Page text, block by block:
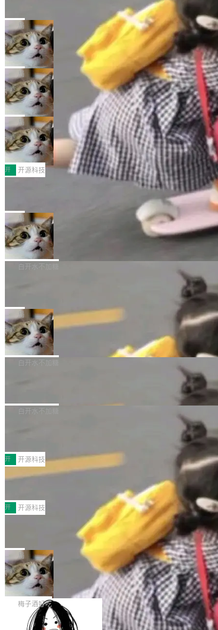
式”为主题，直面AI从实验室走向规模化产业落地
的核心质量命题。会上，《2026智能研发生产力
工具选型手册》发布，Testin云测的Testin XAge
nt智能测试系统入选AI测试领域代表产品。对CI
O而言，这提示了一个转变：AI测试正在从效率
工具升级为企业的质量基础设施。 CIO面对的新
现实 过去两年，CIO们的焦虑清单上多了两项：
一是如何让大模型和智能体应用安全地从PoC走
向生产，二是如何让测试团队跟得上AI应用...
有一种东西，一旦用过就回不去了。Alex Fedos
eev 管它叫"软件设计的基石"。 他说的东西不新
鲜——代数数据类型（ADT），尤其是和类型
（sum type）。但他说清楚了一件事：这不是类
型系统的学术体操，是日常编码的思维方式。 文
章从一个简单的例子切入。一个网站的深色主题
设置，如果用布尔值 + 可空字段来表示——bool
ean 表示是否可切换，nullable 的默认模式、浅
色方案、深色方案——会产生大量无意义的组
合。方案缺了、配置冲突了、全 null 了。要知道
哪些组合有效，作者说，你得靠"文档、校验、或
者部落知识"。 换个写法。Rust 的 enum，两个
变体：Switchable...
局
Cloudflare 开源内部企业 AI 平台 Clou
dflare OS
Cloudflare 发布了一个开源项目 Cloudflare O
S。如果你只看官方博客，你会觉得这是又一
个"AI 知识库 + 聊天机器人"——每个大厂都在
做，没什么新鲜的。 但 Kenton Varda 在 Twitte
r 上把事情说清楚了： 今天我们发布了 Cloudfla
re OS，一个带连接器的聊天机器人，跟其他所
有科技公司做的一样。只不过，实际上它不一
样。这是 Sandstorm.io 的重制版，我十年前的
那个创业公司。不同的是，这次它构建在 Cloudf
lare Workers 上——我花了九年时间搭建的平台
——并且深度集成了 AI。这基本上是我十年秘密
局
Deno 团队开源 Celld，可自托管的分
布式 Durable Objects
Ryan Dahl 领导的 Deno 团队推出了最新开源项
目 Celld，一个能在自己机器上运行 Cloudflare
Workers 和 Durable Objects 的守护进程。 设
计思路很直接：每个对象是一个独立的 SQLite
数据库，按名称寻址，复制到你自己的 S3 兼容
存储库里。节点之间只通过这个存储库协调——
没有控制平面，没有共识协议。每个对象自带一
个小型数据库，应用天然按分片构建，单个数据
库的竞争和爆炸半径问题在设计层面就被消除
了。 闲置的 cell 会休眠到几乎不占资源。当 cel
l 迁移或唤醒时，新宿主从 S3 恢复 SQLite 数据
库继续执行。存储库是持久化的唯一真相...
局
鲁大师7月新机性能/流畅/AI榜：vivo夺
性能、流畅双第一，三星Galaxy Z系列
新折叠缺席
2026年7月的手机市场，由于存储等硬件成本暴
增，手机厂商的日子也不好过啊，新机速度明显
放缓，因此硝烟味淡了许多。新机参数规格除开
Fold8 / Z Flip8）外，其余要么是中低端机器，
例如iQOO Z11i、REDMI Note 17、REDMI No
te 17 Pro、OPPO K15，要么是vivo X300 E这
样的次旗舰。 Galaxy Z Fold8 Ultra / Z Fold8 /
Z Flip8三款折叠屏新机均在7月22日发布，且全
部搭载骁龙8 Elite Gen5 for Galaxy，它们本该
开 开源科技
Zed 编辑器团队发布了新项目——DeltaDB，一
个在 git commit 之间记录每一次编辑操作的版
本控制系统。目前处于 Early Access 阶段。 De
ltaDB 的核心思路直接写在 landing page 最显
眼的位置：「Software is made between com
mits」——软件是在 commit 之间写出来的。git
是把这段空隙补上。 回退到任何一次编辑：Delt
aDB 捕获 commit 之间的每一次操作，...
局
SpaceXAI 单季资本开支达 183 亿美元
根据风险投资人Tomer Tunguz 博客（VC 分
析）披露的最新分析与第二季度业绩报告，Spac
微软同期总资本开支的四成。 与亚马逊、Alpha
bet、微软以及 Meta 等传统科技巨头相比，Spa
ceXAI的资金消耗速度尤为引人瞩目。然而，支
撑庞大支出的资金来源却呈现出截然不同的面
貌。数据显示，微软和 Meta 主要依托充沛的经
白开水不加糖
一个在终端里运行的编程 agent；Muse Spark
1.2，驱动这个 agent 的新模型。一句话概括：
你可以用 curl -fsSL https://dev.meta.ai/install.
sh | bash 安装一个能在大项目里自动规划、写
代码、验证结果的 AI 终端工具。 据介绍，Muse
个主 agent 循环，外加一组后台 agent。这些后
局
美团开源 LoHoSearch，用知识图谱校
准 AI 能力认知
机器出题的前提，是让机器拥有全局视野。整个
构建流程可以分为四个环节：建图 → 控制难度
白开水不加糖
库，并将作为transport接入Mooncake TENT。
MPComm将作为一种传输引擎接入Mooncake T
ENT，实现零拷贝传输性能提升30%、非零拷贝
传输性能最高提升5倍。UCL-MPComm底层基
于自研UCL-Engine通信引擎，后续腾讯网平将
持续开源更多基于UCL-Engine的高性能通信组
件。 腾讯网平团队在UCL-MPComm中实现了一
个独立于业务线程的全局通信引擎（Engine），
白开水不加糖
型案例入选名单》，深信服“面向企业研发场景的
开源 AI 编程平台 CoStrict 应用”凭借卓越的技术
创新与落地成效成功入选。 全链路私有化部署，
助力企业AI研发安全落地 当前，越来越多企业已
经开始引入 AI Coding 工具，通过调用公有云模
型或企业内部部署模型提升研发效率。但随着 AI
Coding 从个人辅助工具逐步走向团队级、组织
级应用，企业在规模化落地过程中，对安全性、
可控性和代码质量提出了更高要求。 首先是数据
安全与合规要求。对于大多数普通研发场景，公
有云模型能够满足快速试用和效率提升的需求。
但对于金融、能源、医疗等对数据安全要求较...
开 开源科技
深信服AI算力网关入选工信部人工智能
前不久，工业和信息化部正式发布《2025年人工
智能应用典型案例名单》，集中展示人工智能在
各领域的应用成果，覆盖技术底座、行业赋能、
产品应用、支撑保障、专题等五大方向。深信服
AI算力网关（AI创新平台）成功入选！ 随着各行
各业的Agent走向规模化建设，算力构成形态逐
渐丰富，用户关注的重点也在发生变化：不只是
让AI用起来，还要进一步看清混合算力时代下，
Token花在哪里、算力是否被充分利用，以及持
续增长的AI成本该如何优化。 深信服AI算力网关
正是围绕这些实际问题，从Token治理和成本治
理两个方面，让用户的每一份算力都看得清、管
开 开源科技
Jeff Dean 离开 Google：一个时代的结
束，一个实验室的开始
Google 员工编号 20。MapReduce 作者之一。
Bigtable 作者之一。TensorFlow 的作者之一。
Gemini 的架构师。Google 首席科学家。 Jeff D
ean 在 Google 工作了 27 年后，宣布离职。 他
不是一个人走。一同离开的还有 Sanjay Ghema
wat（Google 员工编号 23，Jeff Dean 二十多
年的编程搭档，MapReduce 和 Bigtable 的共同
作者）、Quoc Le（Google 大脑核心成员，Se
局
🔥 SolonCode v2026.8.4 发布：界面
字体可调、22 种语言、记忆搜索增强
打开终端就能上岗的全中文编码智能体，这一轮
把「看得清、用母语、记得住」三件事一次补
齐。 SolonCode 是什么 SolonCode 是杭州无
耳科技研发的企业级终端编码智能体——一位全
梅子酒好吃
让“代码语义理解”深度释放AI Coding